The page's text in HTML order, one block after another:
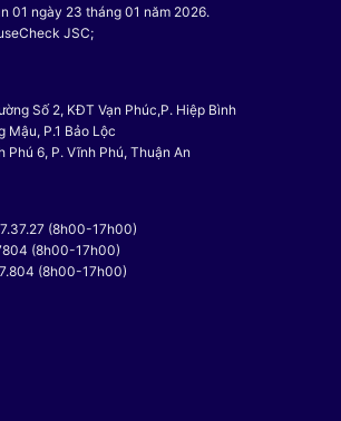
01 ngày 23 tháng 01 năm 2026.
JSC;
Số 2, KĐT Vạn Phúc,P. Hiệp Bình
Mậu, P.1 Bảo Lộc
Phú 6, P. Vĩnh Phú, Thuận An
(8h00-17h00)
(8h00-17h00)
(8h00-17h00)